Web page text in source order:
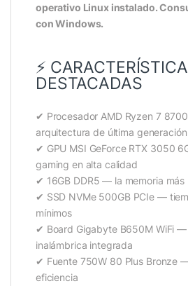
operativo Linux instalado.
con Windows.
⚡
DESTACADAS
✔ Procesador AMD Ryzen 7
arquitectura de última generación
✔ GPU MSI GeForce RTX 3050
gaming en alta calidad
✔ 16GB DDR5 — la memoria
✔ SSD NVMe 500GB PCIe —
mínimos
✔ Board Gigabyte B650M WiFi
inalámbrica integrada
✔ Fuente 750W 80 Plus Bronze
eficiencia